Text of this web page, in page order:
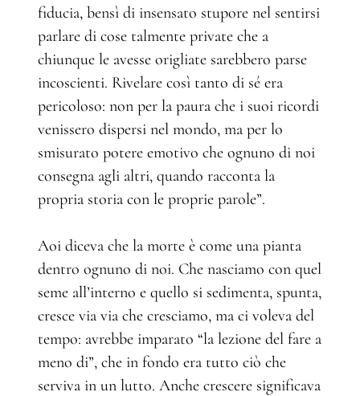
fiducia, bensì di insensato stupore nel sentirsi
parlare di cose talmente private che a
chiunque le avesse origliate sarebbero parse
incoscienti. Rivelare così tanto di sé era
pericoloso: non per la paura che i suoi ricordi
venissero dispersi nel mondo, ma per lo
smisurato potere emotivo che ognuno di noi
consegna agli altri, quando racconta la
propria storia con le proprie parole”.
Aoi diceva che la morte è come una pianta
dentro ognuno di noi. Che nasciamo con quel
seme all’interno e quello si sedimenta, spunta,
cresce via via che cresciamo, ma ci voleva del
tempo: avrebbe imparato “la lezione del fare a
meno di”, che in fondo era tutto ciò che
serviva in un lutto. Anche crescere significava